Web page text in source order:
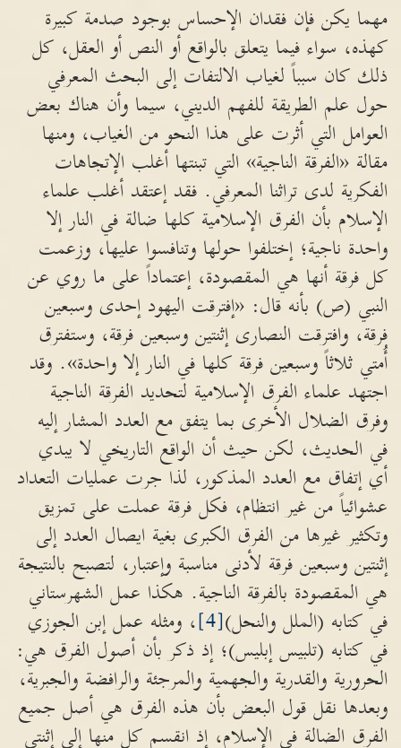
مهما يكن فإن فقدان الإحساس بوجود صدمة كبيرة
كهذه، سواء فيما يتعلق بالواقع أو النص أو العقل، كل
ذلك كان سبباً لغياب الالتفات إلى البحث المعرفي
حول علم الطريقة للفهم الديني، سيما وأن هناك بعض
العوامل التي أثرت على هذا النحو من الغياب، ومنها
مقالة «الفرقة الناجية» التي تبنتها أغلب الإتجاهات
الفكرية لدى تراثنا المعرفي. فقد إعتقد أغلب علماء
الإسلام بأن الفرق الإسلامية كلها ضالة في النار إلا
واحدة ناجية؛ إختلفوا حولها وتنافسوا عليها، وزعمت
كل فرقة أنها هي المقصودة، إعتماداً على ما روي عن
النبي (ص) بأنه قال: «إفترقت اليهود إحدى وسبعين
فرقة، وافترقت النصارى إثنتين وسبعين فرقة، وستفترق
أُمتي ثلاثاً وسبعين فرقة كلها في النار إلا واحدة». وقد
اجتهد علماء الفرق الإسلامية لتحديد الفرقة الناجية
وفرق الضلال الأخرى بما يتفق مع العدد المشار إليه
في الحديث، لكن حيث أن الواقع التاريخي لا يبدي
أي إتفاق مع العدد المذكور، لذا جرت عمليات التعداد
عشوائياً من غير انتظام، فكل فرقة عملت على تمزيق
وتكثير غيرها من الفرق الكبرى بغية ايصال العدد إلى
إثنتين وسبعين فرقة لأدنى مناسبة وإعتبار، لتصبح بالنتيجة
هي المقصودة بالفرقة الناجية. هكذا عمل الشهرستاني
في كتابه (الملل والنحل)[4]
، ومثله عمل إبن الجوزي
في كتابه (تلبيس إبليس)؛ إذ ذكر بأن أصول الفرق هي:
الحرورية والقدرية والجهمية والمرجئة والرافضة والجبرية،
وبعدها نقل قول البعض بأن هذه الفرق هي أصل جميع
الفرق الضالة في الإسلام، إذ انقسم كل منها إلى إثنتي